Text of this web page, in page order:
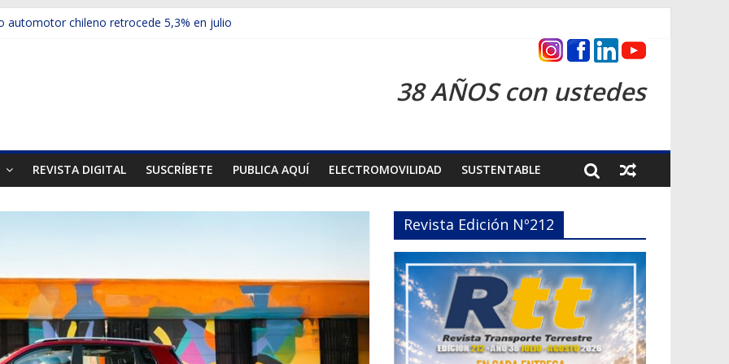
automotor chileno retrocede 5,3% en julio
presentó la recién estrenada Bolden en la Expo Compras Públicas 2026
mercado internacional en lanzar la nueva Maxus T70
38 AÑOS con ustedes
REVISTA DIGITAL SUSCRÍBETE PUBLICA AQUÍ ELECTROMOVILIDAD SUSTENTABLE
Revista Edición Nº212